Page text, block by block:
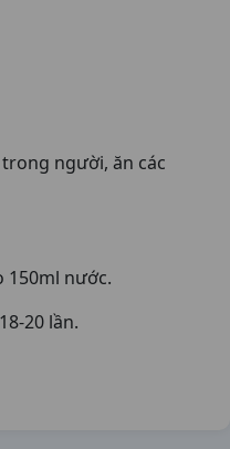
người, ăn các
150ml nước.
20 lần.